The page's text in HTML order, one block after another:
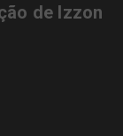
de Izzon